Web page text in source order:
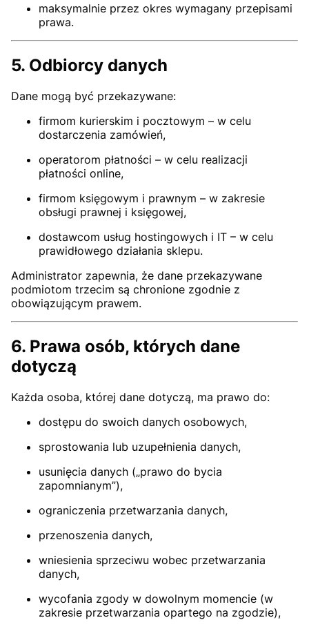
maksymalnie przez okres wymagany przepisami
prawa.
5. Odbiorcy danych
Dane mogą być przekazywane:
firmom kurierskim i pocztowym – w celu
dostarczenia zamówień,
operatorom płatności – w celu realizacji
płatności online,
firmom księgowym i prawnym – w zakresie
obsługi prawnej i księgowej,
dostawcom usług hostingowych i IT – w celu
prawidłowego działania sklepu.
Administrator zapewnia, że dane przekazywane
podmiotom trzecim są chronione zgodnie z
obowiązującym prawem.
6. Prawa osób, których dane
dotyczą
Każda osoba, której dane dotyczą, ma prawo do:
dostępu do swoich danych osobowych,
sprostowania lub uzupełnienia danych,
usunięcia danych („prawo do bycia
zapomnianym”),
ograniczenia przetwarzania danych,
przenoszenia danych,
wniesienia sprzeciwu wobec przetwarzania
danych,
wycofania zgody w dowolnym momencie (w
zakresie przetwarzania opartego na zgodzie),